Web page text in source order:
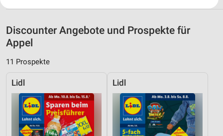
Discounter Angebote und Prospekte für
Appel
11 Prospekte
Lidl Lidl
Website/App.
Wir nutzen Ihre Daten für folgende Zwecke:
IAB-Verarbeitungszwecke:
Speichern von oder Zugriff auf Informationen
Verwendung reduzierter Daten zur Auswahl von
Werbeanzeigen
Erstellung von Profilen für personalisierte
Werbung